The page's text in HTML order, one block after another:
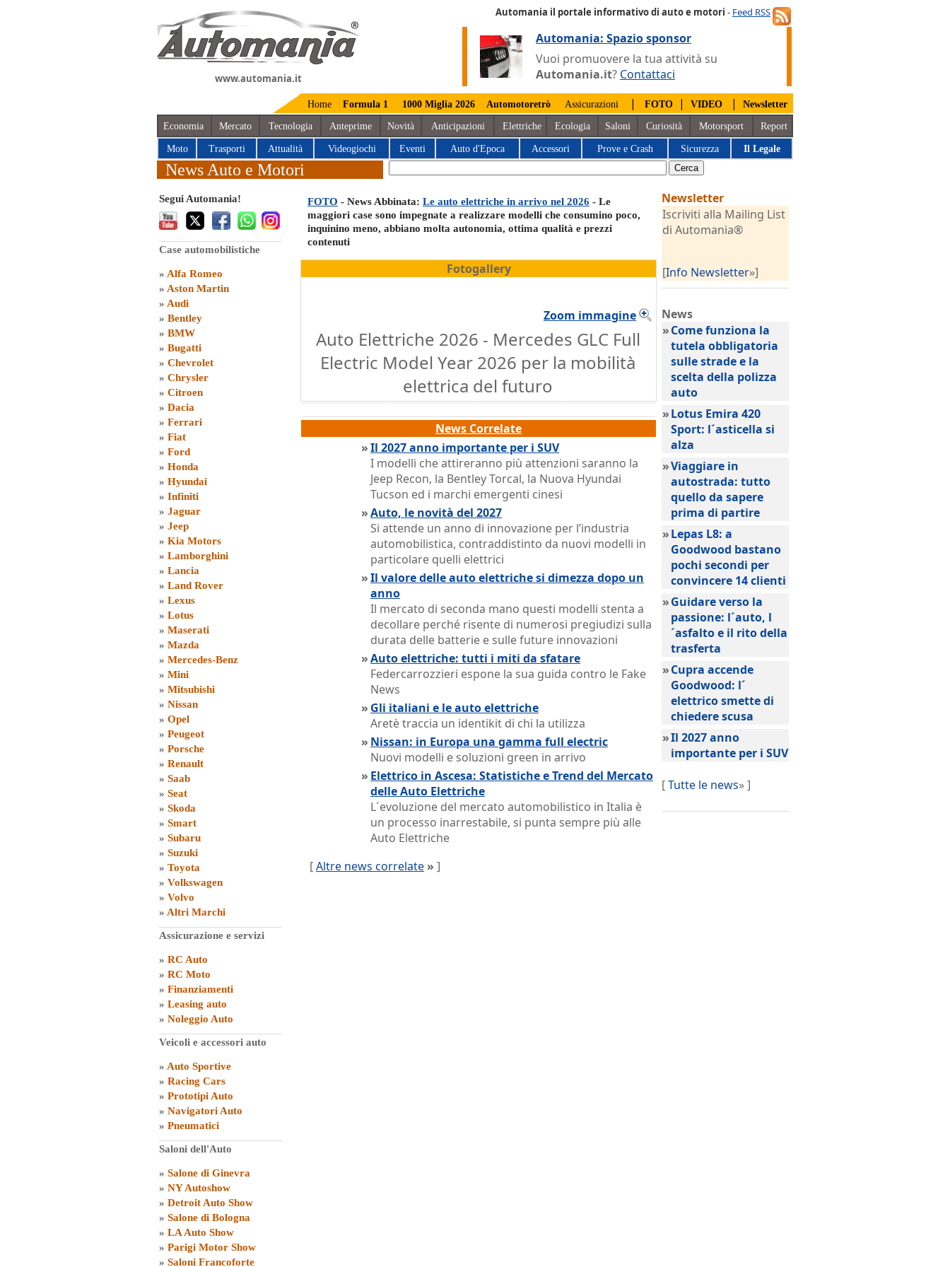
www.automania.it
Automania il portale informativo di auto e motori - Feed RSS
Automania: Spazio sponsor
Vuoi promuovere la tua attività su
Automania.it? Contattaci
Home Formula 1 1000 Miglia 2026 Automotoretrò Assicurazioni | FOTO | VIDEO | Newsletter
Economia Mercato Tecnologia Anteprime Novità Anticipazioni Elettriche Ecologia Saloni Curiosità Motorsport Report
Moto Trasporti Attualità Videogiochi Eventi Auto d'Epoca Accessori Prove e Crash Sicurezza Il Legale
News Auto e Motori
Segui Automania!
Case automobilistiche
» Alfa Romeo
» Aston Martin
» Audi
» Bentley
» BMW
» Bugatti
» Chevrolet
» Chrysler
» Citroen
» Dacia
» Ferrari
» Fiat
» Ford
» Honda
» Hyundai
» Infiniti
» Jaguar
» Jeep
» Kia Motors
» Lamborghini
» Lancia
» Land Rover
» Lexus
» Lotus
» Maserati
» Mazda
» Mercedes-Benz
» Mini
» Mitsubishi
» Nissan
» Opel
» Peugeot
» Porsche
» Renault
» Saab
» Seat
» Skoda
» Smart
» Subaru
» Suzuki
» Toyota
» Volkswagen
» Volvo
» Altri Marchi
Assicurazione e servizi
» RC Auto
» RC Moto
» Finanziamenti
» Leasing auto
» Noleggio Auto
Veicoli e accessori auto
» Auto Sportive
» Racing Cars
» Prototipi Auto
» Navigatori Auto
» Pneumatici
Saloni dell'Auto
» Salone di Ginevra
» NY Autoshow
» Detroit Auto Show
» Salone di Bologna
» LA Auto Show
» Parigi Motor Show
» Saloni Francoforte
FOTO - News Abbinata: Le auto elettriche in arrivo nel 2026 - Le
maggiori case sono impegnate a realizzare modelli che consumino poco,
inquinino meno, abbiano molta autonomia, ottima qualità e prezzi
contenuti
Fotogallery
Zoom immagine
Auto Elettriche 2026 - Mercedes GLC Full
Electric Model Year 2026 per la mobilità
elettrica del futuro
News Correlate
»Il 2027 anno importante per i SUV
I modelli che attireranno più attenzioni saranno la
Jeep Recon, la Bentley Torcal, la Nuova Hyundai
Tucson ed i marchi emergenti cinesi
»Auto, le novità del 2027
Si attende un anno di innovazione per l’industria
automobilistica, contraddistinto da nuovi modelli in
particolare quelli elettrici
»Il valore delle auto elettriche si dimezza dopo un
anno
Il mercato di seconda mano questi modelli stenta a
decollare perché risente di numerosi pregiudizi sulla
durata delle batterie e sulle future innovazioni
»Auto elettriche: tutti i miti da sfatare
Federcarrozzieri espone la sua guida contro le Fake
News
» Gli italiani e le auto elettriche
Aretè traccia un identikit di chi la utilizza
» Nissan: in Europa una gamma full electric
Nuovi modelli e soluzioni green in arrivo
» Elettrico in Ascesa: Statistiche e Trend del Mercato
delle Auto Elettriche
L´evoluzione del mercato automobilistico in Italia è
un processo inarrestabile, si punta sempre più alle
Auto Elettriche
[Altre news correlate » ]
Newsletter
Iscriviti alla Mailing List
di Automania®
[Info Newsletter»]
News
»Come funziona la
tutela obbligatoria
sulle strade e la
scelta della polizza
auto
»Lotus Emira 420
Sport: l´asticella si
alza
»Viaggiare in
autostrada: tutto
quello da sapere
prima di partire
»Lepas L8: a
Goodwood bastano
pochi secondi per
convincere 14 clienti
»Guidare verso la
passione: l´auto, l
´asfalto e il rito della
trasferta
»Cupra accende
Goodwood: l´
elettrico smette di
chiedere scusa
»Il 2027 anno
importante per i SUV
[Tutte le news» ]